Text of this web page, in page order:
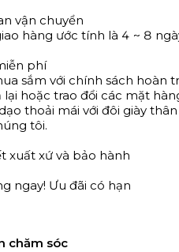
vận chuyển
hàng ước tính là 4 ~ 8
phí
sắm với chính sách
lại hoặc trao đổi các mặt
thoải mái với đôi giày
tôi.
xuất xứ và bảo hành
ngay! Ưu đãi có hạn
chăm sóc